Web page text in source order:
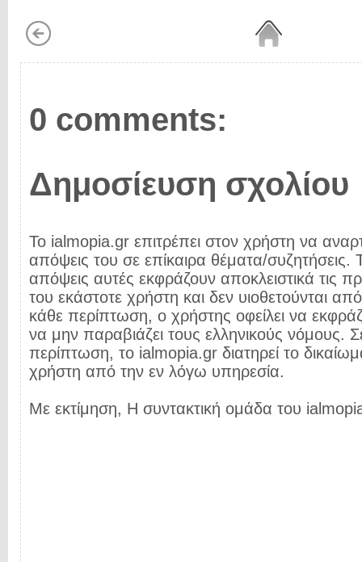
0 comments:
Δημοσίευση σχολίου
Το ialmopia.gr επιτρέπει στον χρήστη να
απόψεις του σε επίκαιρα θέματα/συζητήσεις.
απόψεις αυτές εκφράζουν αποκλειστικά τις
του εκάστοτε χρήστη και δεν υιοθετούνται
κάθε περίπτωση, ο χρήστης οφείλει να
να μην παραβιάζει τους ελληνικούς νόμους.
περίπτωση, το ialmopia.gr διατηρεί το
χρήστη από την εν λόγω υπηρεσία.
Με εκτίμηση, Η συντακτική ομάδα του